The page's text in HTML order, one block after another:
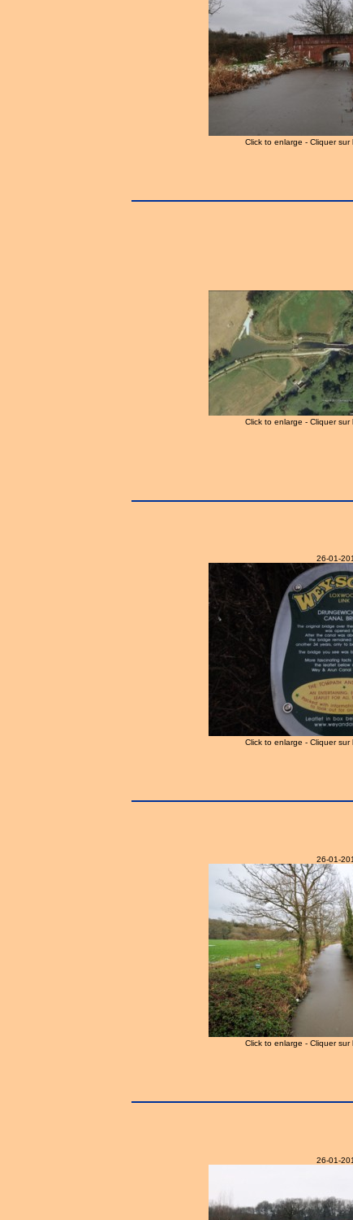
Click to enlarge - Cliquer
Click to enlarge - Cliquer
26-01-
Click to enlarge - Cliquer
26-01-
Click to enlarge - Cliquer
26-01-